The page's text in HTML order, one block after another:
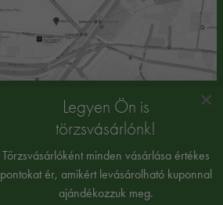
×
Legyen Ön is
törzsvásárlónk!
Törzsvásárlóként minden vásárlása értékes
pontokat ér, amikért levásárolható kuponnal
ajándékozzuk meg.